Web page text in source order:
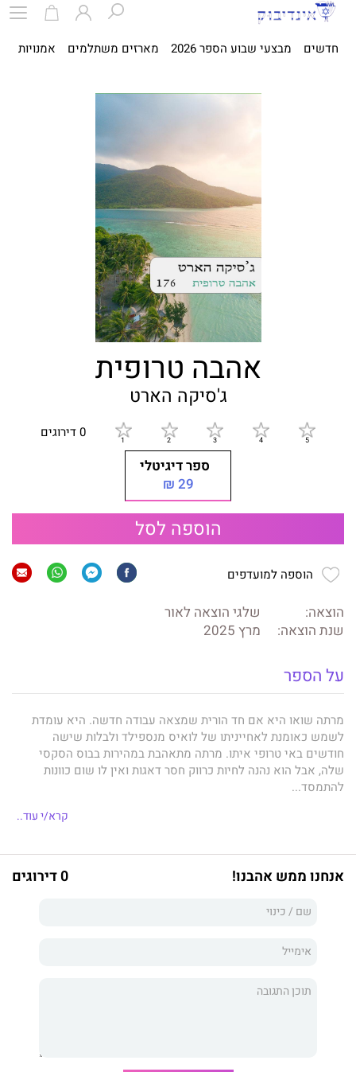
חדשים מבצעי שבוע הספר 2026 מארזים משתלמים אמנויות
אהבה טרופית
ג'סיקה הארט
0 דירוגים
ספר דיגיטלי
29 ₪
הוספה לסל
הוספה למועדפים
הוצאה:
שלגי הוצאה לאור
שנת הוצאה:
מרץ 2025
על הספר
מרתה שואו היא אם חד הורית שמצאה עבודה חדשה. היא עומדת
לשמש כאומנת לאחייניתו של לואיס מנספילד ולבלות שישה
חודשים באי טרופי איתו. מרתה מתאהבת במהירות בבוס הסקסי
שלה, אבל הוא נהנה לחיות כרווק חסר דאגות ואין לו שום כוונות
להתמסד...
קרא/י עוד..
אנחנו ממש אהבנו! 0 דירוגים